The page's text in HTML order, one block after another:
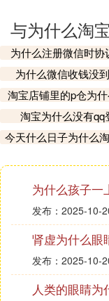
与为什么淘
为什么注册微信时协
为什么微信收钱没
淘宝店铺里的p仓为
淘宝为什么没有qq
今天什么日子为什么
为什么孩子一
发布：2025-10-
肾虚为什么眼
发布：2025-10-
人类的眼睛为